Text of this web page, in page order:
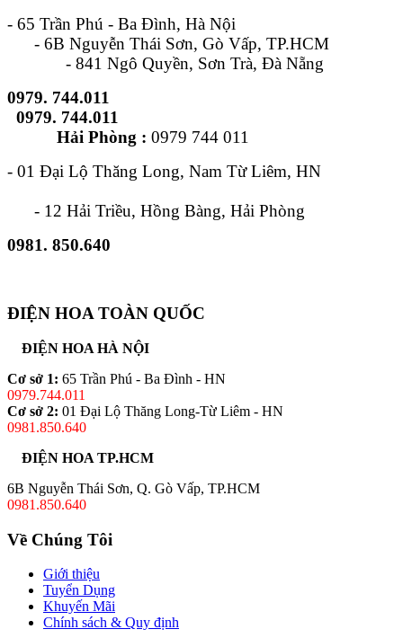
- 65 Trần Phú - Ba Đình, Hà Nội
- 6B Nguyễn Thái Sơn, Gò Vấp, TP.HCM
- 841 Ngô Quyền, Sơn Trà, Đà Nẵng
0979. 744.011
0979. 744.011
Hải Phòng : 0979 744 011
- 01 Đại Lộ Thăng Long, Nam Từ Liêm, HN
- 12 Hải Triều, Hồng Bàng, Hải Phòng
0981. 850.640
ĐIỆN HOA TOÀN QUỐC
ĐIỆN HOA HÀ NỘI
Cơ sở 1: 65 Trần Phú - Ba Đình - HN
0979.744.011
Cơ sở 2: 01 Đại Lộ Thăng Long-Từ Liêm - HN
0981.850.640
ĐIỆN HOA TP.HCM
6B Nguyễn Thái Sơn, Q. Gò Vấp, TP.HCM
0981.850.640
Về Chúng Tôi
Giới thiệu
Tuyển Dụng
Khuyến Mãi
Chính sách & Quy định